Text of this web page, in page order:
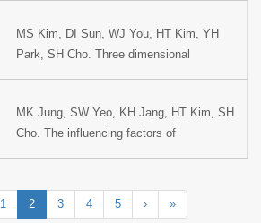
Head and Neck Oncology, 1998, Madrid,
Spain
MS Kim, DI Sun, WJ You, HT Kim, YH
Park, SH Cho. Three dimensional
World Congress on Head and Neck
Oncology, 1998, Madrid, Spain.
MK Jung, SW Yeo, KH Jang, HT Kim, SH
Cho. The influencing factors of
at the 72nd Congress of Korean Society of
Otolaryngology, 1998, Seoul, Korea.
1 2 3 4 5 › »